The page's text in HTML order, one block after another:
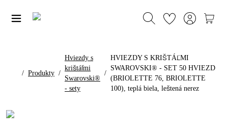
/ Produkty /
Hviezdy s
krištáľmi
Swarovski®
- sety
/
HVIEZDY S KRIŠTÁĽMI
SWAROVSKI® - SET 50 HVIEZD
(BRIOLETTE 76, BRIOLETTE
100), teplá biela, leštená nerez